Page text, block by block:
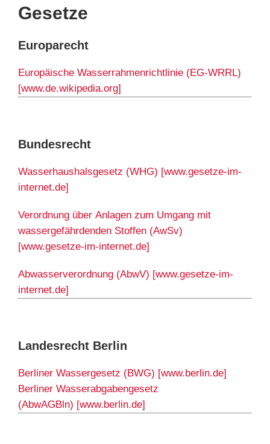
Gesetze
Europarecht
Europäische Wasserrahmenrichtlinie (EG-WRRL)
[www.de.wikipedia.org]
Bundesrecht
Wasserhaushalsgesetz (WHG) [www.gesetze-im-
internet.de]
Verordnung über Anlagen zum Umgang mit
wassergefährdenden Stoffen (AwSv)
[www.gesetze-im-internet.de]
Abwasserverordnung (AbwV) [www.gesetze-im-
internet.de]
Landesrecht Berlin
Berliner Wassergesetz (BWG) [www.berlin.de]
Berliner Wasserabgabengesetz
(AbwAGBln) [www.berlin.de]